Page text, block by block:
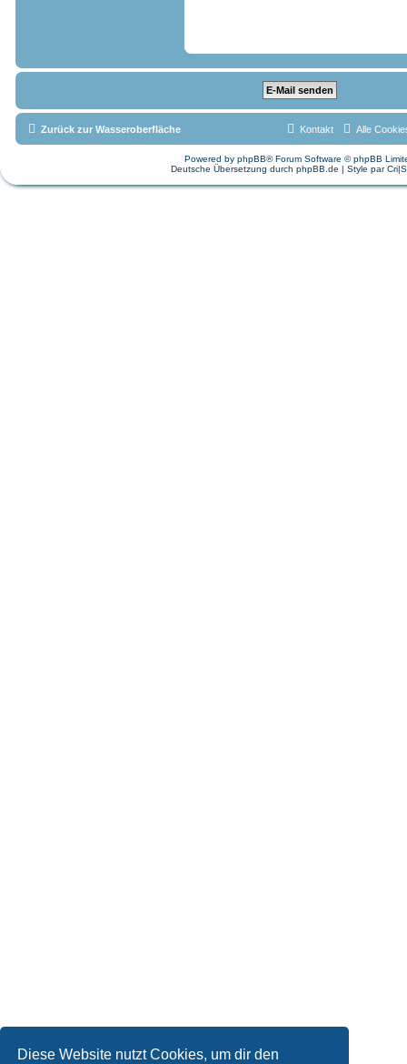
Diese Website nutzt Cookies, um dir den
Zurück zur Wasseroberfläche Alle
Kontakt
Powered by phpBB® Forum Software © phpBB
Deutsche Übersetzung durch phpBB.de | Style par